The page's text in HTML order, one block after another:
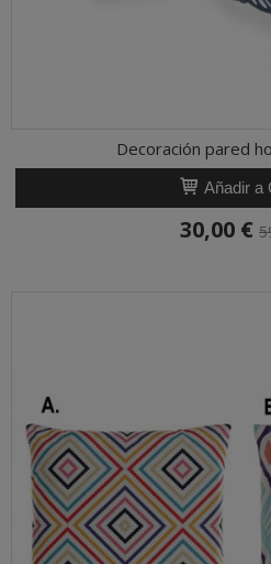
Decoración pared
Añadir a
30,00 €